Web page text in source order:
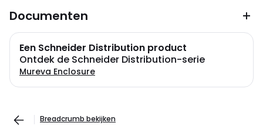
Documenten
Een Schneider Distribution product
Ontdek de Schneider Distribution-serie
Mureva Enclosure
Breadcrumb bekijken